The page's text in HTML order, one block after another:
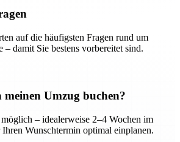
auf die häufigsten Fragen rund um
– damit Sie bestens vorbereitet sind.
Umzug buchen?
– idealerweise 2–4 Wochen im
Wunschtermin optimal einplanen.